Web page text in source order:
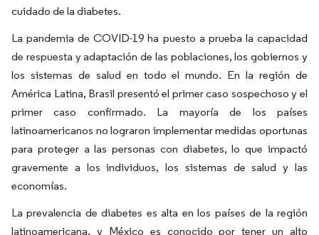
cuidado de la diabetes.
La pandemia de COVID-19 ha puesto a prueba la capacidad
de respuesta y adaptación de las poblaciones, los gobiernos y
los sistemas de salud en todo el mundo. En la región de
América Latina, Brasil presentó el primer caso sospechoso y el
primer caso confirmado. La mayoría de los países
latinoamericanos no lograron implementar medidas oportunas
para proteger a las personas con diabetes, lo que impactó
gravemente a los individuos, los sistemas de salud y las
economías.
La prevalencia de diabetes es alta en los países de la región
latinoamericana, y México es conocido por tener un alto